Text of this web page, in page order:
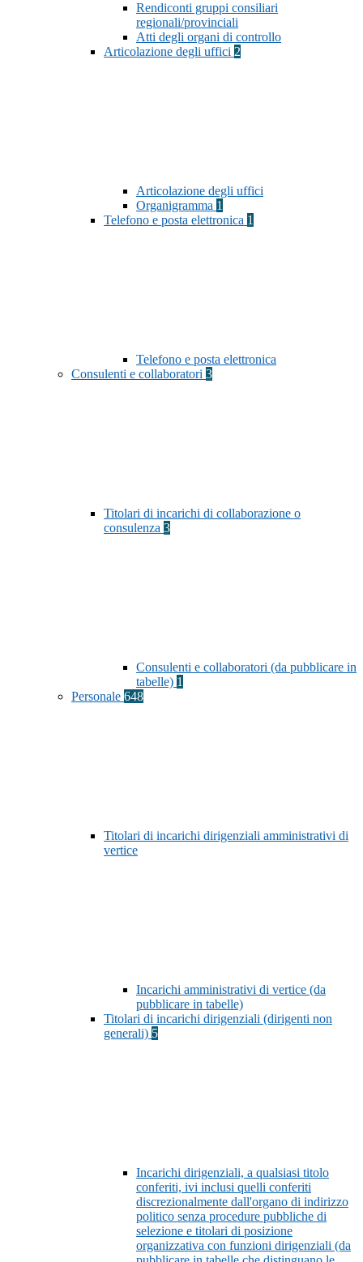
Rendiconti gruppi consiliari
regionali/provinciali
Atti degli organi di controllo
Articolazione degli uffici 2
Articolazione degli uffici
Organigramma 1
Telefono e posta elettronica 1
Telefono e posta elettronica
Consulenti e collaboratori 3
Titolari di incarichi di collaborazione o
consulenza 3
Consulenti e collaboratori (da pubblicare in
tabelle) 1
Personale 648
Titolari di incarichi dirigenziali amministrativi di
vertice
Incarichi amministrativi di vertice (da
pubblicare in tabelle)
Titolari di incarichi dirigenziali (dirigenti non
generali) 5
Incarichi dirigenziali, a qualsiasi titolo
conferiti, ivi inclusi quelli conferiti
discrezionalmente dall'organo di indirizzo
politico senza procedure pubbliche di
selezione e titolari di posizione
organizzativa con funzioni dirigenziali (da